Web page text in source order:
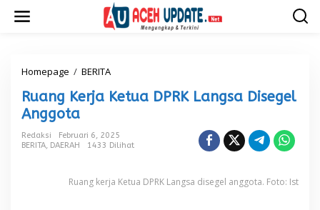
Homepage / BERITA
a
K
e
a
Ruang Kerja Ketua DPRK Langsa Disegel
Anggota
Redaksi
Februari 6, 2025
BERITA, DAERAH 1433 Dilihat
Ruang kerja Ketua DPRK Langsa disegel anggota. Foto: Ist